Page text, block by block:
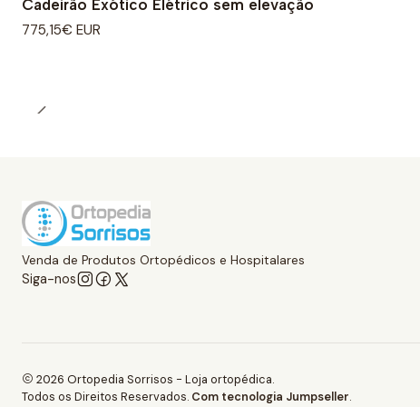
Cadeirão Exótico Elétrico sem elevação
775,15€ EUR
Venda de Produtos Ortopédicos e Hospitalares
Siga-nos
2026 Ortopedia Sorrisos - Loja ortopédica.
Todos os Direitos Reservados. Com tecnologia Jumpseller.